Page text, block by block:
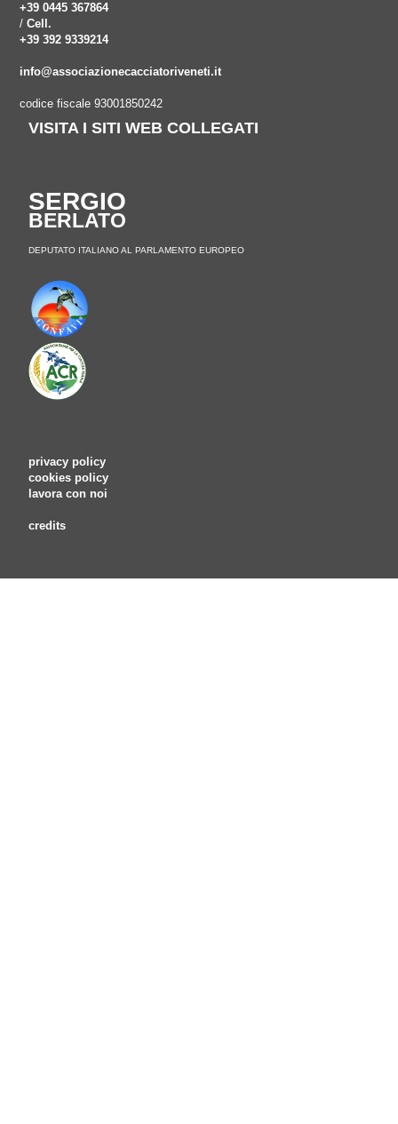
+39 0445 367864
/Cell.
+39 392 9339214
info@associazionecacciatoriveneti.it
codice fiscale 93001850242
VISITA I SITI WEB COLLEGATI
SERGIO
BERLATO
DEPUTATO ITALIANO AL PARLAMENTO EUROPEO
privacy policy
cookies policy
lavora con noi
credits